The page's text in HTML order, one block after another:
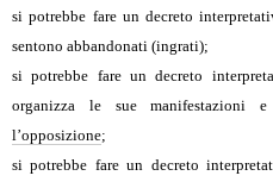
si potrebbe fare un decreto
sentono abbandonati (ingrati);
si potrebbe fare un decreto
organizza le sue manifestazioni
l’opposizione;
si potrebbe fare un decreto